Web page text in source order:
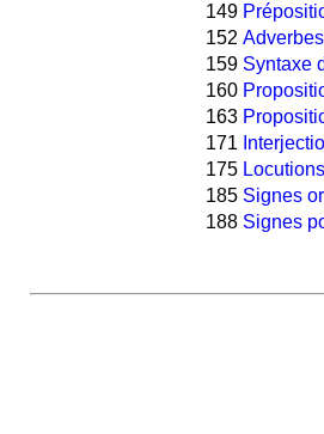
149
152 Adverbes
159 Syntaxe
160
163
171
175
185 Signes
188 Signes